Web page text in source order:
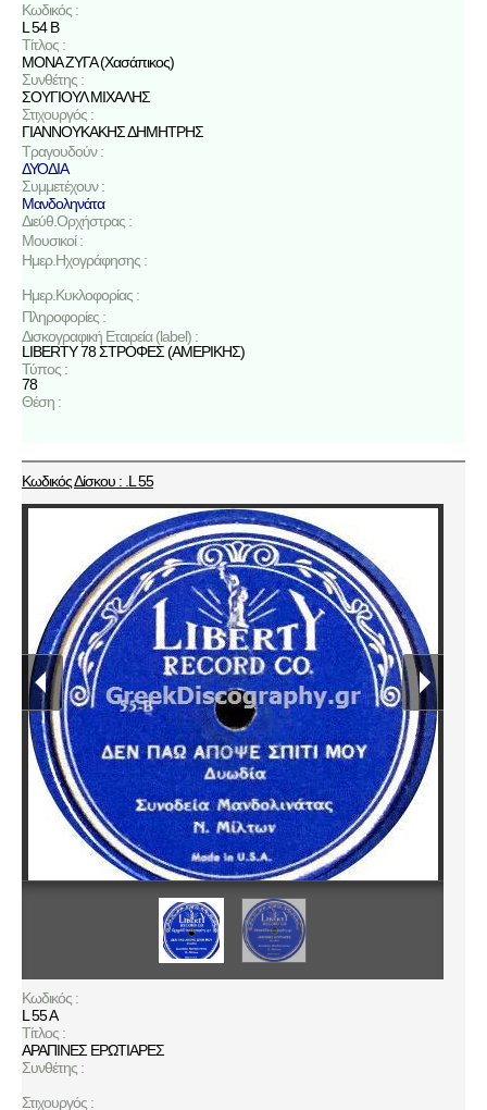
Κωδικός :
L 54 B
Τίτλος :
ΜΟΝΑ ΖΥΓΑ (Χασάπικος)
Συνθέτης :
ΣΟΥΓΙΟΥΛ ΜΙΧΑΛΗΣ
Στιχουργός :
ΓΙΑΝΝΟΥΚΑΚΗΣ ΔΗΜΗΤΡΗΣ
Τραγουδούν :
ΔΥΟΔΙΑ
Συμμετέχουν :
Μανδοληνάτα
Διεύθ.Ορχήστρας :
Μουσικοί :
Ημερ.Ηχογράφησης :
Ημερ.Κυκλοφορίας :
Πληροφορίες :
Δισκογραφική Εταιρεία (label) :
LIBERTY 78 ΣΤΡΟΦΕΣ (ΑΜΕΡΙΚΗΣ)
Τύπος :
78
Θέση :
Κωδικός Δίσκου : .L 55
Κωδικός :
L 55 A
Τίτλος :
ΑΡΑΠΙΝΕΣ ΕΡΩΤΙΑΡΕΣ
Συνθέτης :
Στιχουργός :